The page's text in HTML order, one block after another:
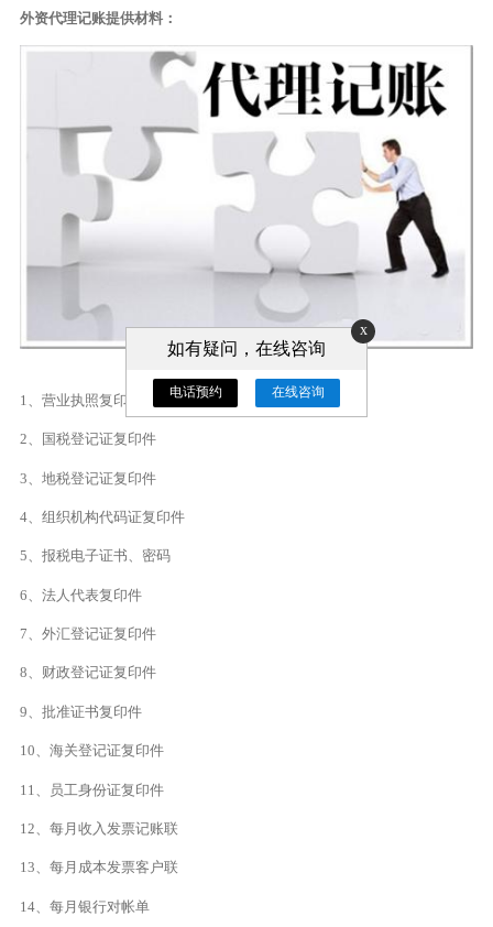
外资代理记账提供材料：
1、营业执照复印件
2、国税登记证复印件
3、地税登记证复印件
4、组织机构代码证复印件
5、报税电子证书、密码
6、法人代表复印件
7、外汇登记证复印件
8、财政登记证复印件
9、批准证书复印件
10、海关登记证复印件
11、员工身份证复印件
12、每月收入发票记账联
13、每月成本发票客户联
14、每月银行对帐单
x
如有疑问，在线咨询
电话预约 在线咨询